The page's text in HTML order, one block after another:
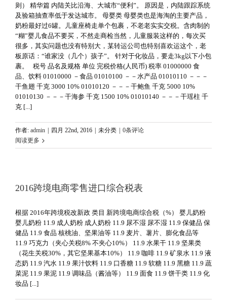
则） 精华篇 内陆关比沿海、大城市“便利”。 原因是，内陆跟踪系统
及验箱抽查率低于发达城市。 母婴类 母婴类也是海淘的主要产品，
奶粉最好过6罐。儿童座椅走单个包裹，不老老实实交税。含肉制的
“糊”婴儿食品不要买，不然走商检当然，儿童服装这样的，每次买
很多，其实问题也没有特别大，某转运公司也特别喜欢运这个，老
板原话：“谁家没（几个）孩子”。 针对于化妆品，要走3kg以下小包
裹。 税号 品名及规格 单位 完税价格(人民币) 税率 01000000 食
品、饮料 01010000 －食品 01010100 －－水产品 01010110 －－－
干鱼翅 千克 3000 10% 01010120 －－－干鲍鱼 千克 5000 10%
01010130 －－－干海参 千克 1500 10% 01010140 －－－干瑶柱 千
克 [...]
作者: admin 四月 22nd, 2016 未分类
0条评论
阅读更多
2016跨境电商零售进口综合税表
根据 2016年跨境税改新政 类目 新跨境电商综合税（%） 婴儿奶粉
婴儿奶粉 11.9 成人奶粉 成人奶粉 11.9 尿不湿 尿不湿 11.9 保健品 保
健品 11.9 食品 核桃油、坚果油等 11.9 麦片、薯片、膨化食品等
11.9 巧克力（夹心关税8% 不夹心10%） 11.9 水果干 11.9 坚果类
（花生关税30%，其它坚果基本10%） 11.9 咖啡 11.9 矿泉水 11.9 液
态奶 11.9 汽水 11.9 果汁饮料 11.9 口香糖 11.9 软糖 11.9 黑糖 11.9 蔬
菜泥 11.9 果泥 11.9 调味品（酱油等） 11.9 面食 11.9 饼干类 11.9 化
妆品 [...]